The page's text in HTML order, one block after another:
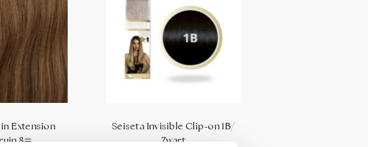
Extension
8#
Seiseta Invisible Clip-on 1B/
Zwart